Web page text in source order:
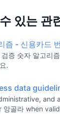
있는 관
즘 - 신용카드
증 숫자 알고리
.
data
and
앙골라 when